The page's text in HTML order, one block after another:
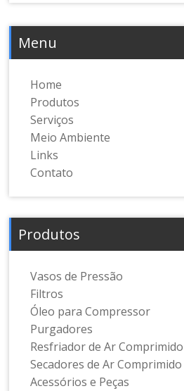
Menu
Home
Produtos
Serviços
Meio Ambiente
Links
Contato
Produtos
Vasos de Pressão
Filtros
Óleo para Compressor
Purgadores
Resfriador de Ar Comprimido
Secadores de Ar Comprimido
Acessórios e Peças